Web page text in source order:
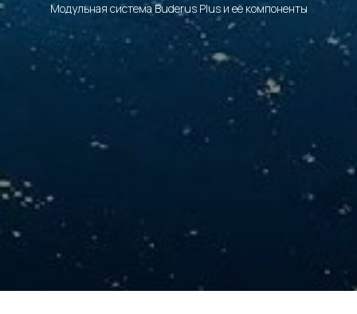
Модульная система Buderus Plus и её компоненты